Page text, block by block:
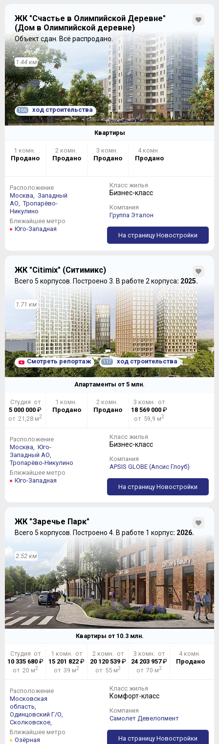
ЖК "Счастье в Олимпийской Деревне"
(Дом в Олимпийской деревне)
Объект сдан. Всё распродано.
1.44 км
166 ход строительства
Квартиры
1 комн.
Продано
2 комн.
Продано
3 комн.
Продано
4 комн.
Продано
Расположение
Москва, Западный
АО, Тропарёво-
Никулино
Ближайшее метро
Юго-Западная
Класс жилья
Бизнес-класс
Компания
Группа Эталон
На страницу Новостройки
ЖК "Citimix" (Ситимикс)
Всего 5 корпусов. Построено 3. В работе 2 корпуса: 2025.
1.71 км
Смотреть репортаж 117 ход строительства
Апартаменты от 5 млн.
Студия от
5 000 000 ₽
от 21,28 м2
1 комн.
Продано
2 комн.
Продано
3 комн. от
18 569 000 ₽
от 59,9 м2
Расположение
Москва, Юго-
Западный АО,
Тропарёво-Никулино
Ближайшее метро
Юго-Западная
Класс жилья
Бизнес-класс
Компания
APSIS GLOBE (Апсис Глоуб)
На страницу Новостройки
ЖК "Заречье Парк"
Всего 5 корпусов. Построено 4. В работе 1 корпус: 2026.
2.52 км
Квартиры от 10.3млн.
Студия от
10 335 680₽
от 20 м2
1 комн. от
15 201 822 ₽
от 39 м2
2 комн. от
20 120 539₽
от 55 м2
3 комн. от
24 203 957₽
от 70 м2
4 комн.
Продано
Расположение
Московская
область,
Одинцовский Г/О,
Сколковское,
Ближайшее метро
Озёрная
Класс жилья
Комфорт-класс
Компания
Самолет Девелопмент
На страницу Новостройки